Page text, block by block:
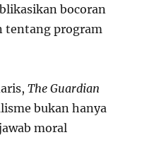
bocoran
tentang program
The Guardian
bukan hanya
moral